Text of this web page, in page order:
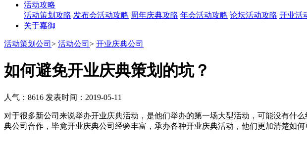
活动攻略
活动策划攻略 发布会活动攻略 周年庆典攻略 年会活动攻略 论坛活动攻略 开业活
关于嘉御
活动策划公司 > 活动公司 > 开业庆典公司
如何避免开业庆典策划的坑？
人气：8616 发表时间：2019-05-11
对于很多新公司来说举办开业庆典活动，是他们举办的第一场大型活动，可能没有什
典公司合作，毕竟开业庆典公司经验丰富，承办各种开业庆典活动，他们更加清楚如